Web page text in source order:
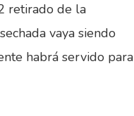
retirado de la
vaya siendo
habrá servido para